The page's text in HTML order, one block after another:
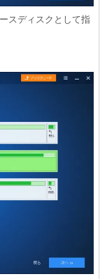
スディスクとして指